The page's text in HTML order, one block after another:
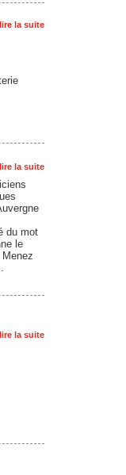
la suite
la suite
du mot
le
la suite